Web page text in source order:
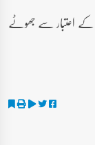
کے اعتبار سے جھوٹے